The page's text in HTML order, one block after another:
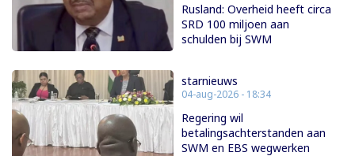
Rusland: Overheid heeft circa
SRD 100 miljoen aan
schulden bij SWM
starnieuws
04-aug-2026 - 18:34
Regering wil
betalingsachterstanden aan
SWM en EBS wegwerken